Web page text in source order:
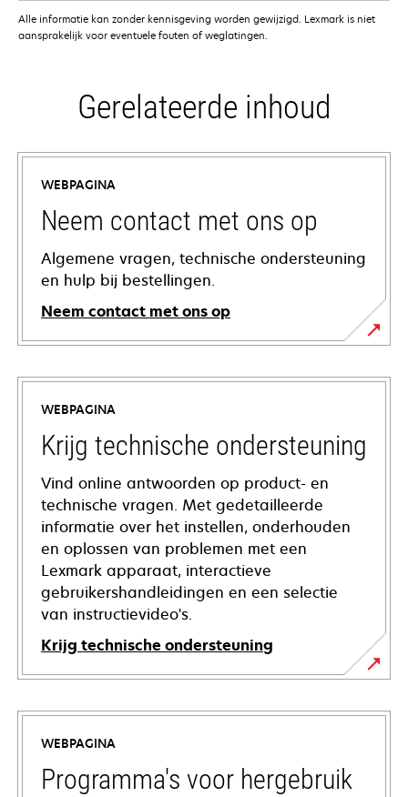
Alle informatie kan zonder kennisgeving worden gewijzigd. Lexmark is niet
aansprakelijk voor eventuele fouten of weglatingen.
Gerelateerde inhoud
WEBPAGINA
Neem contact met ons op
Algemene vragen, technische ondersteuning
en hulp bij bestellingen.
Neem contact met ons op
WEBPAGINA
Krijg technische ondersteuning
Vind online antwoorden op product- en
technische vragen. Met gedetailleerde
informatie over het instellen, onderhouden
en oplossen van problemen met een
Lexmark apparaat, interactieve
gebruikershandleidingen en een selectie
van instructievideo's.
Krijg technische ondersteuning
opens
in
new
tab
WEBPAGINA
Programma's voor hergebruik